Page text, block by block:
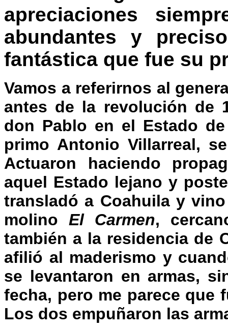
apreciaciones
abundantes y
fantástica que fue su
Vamos a referirnos al
antes de la revolución de
don Pablo en el Estado
primo Antonio Villarreal,
Actuaron haciendo
aquel Estado lejano y
transladó a Coahuila y
molino El Carmen,
también a la residencia de
afilió al maderismo y
se levantaron en armas,
fecha, pero me parece que
Los dos empuñaron las